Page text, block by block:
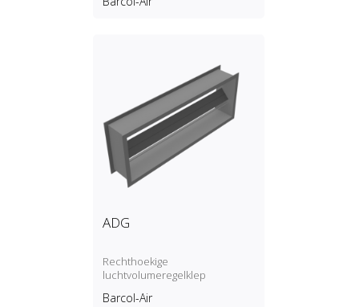
ADG
Rechthoekige
luchtvolumeregelklep
Barcol-Air